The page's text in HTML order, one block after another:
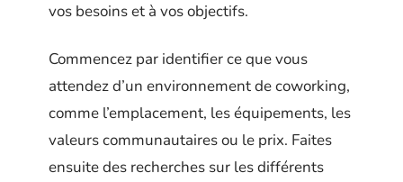
vos besoins et à vos objectifs.
Commencez par identifier ce que vous
attendez d’un environnement de coworking,
comme l’emplacement, les équipements, les
valeurs communautaires ou le prix. Faites
ensuite des recherches sur les différents